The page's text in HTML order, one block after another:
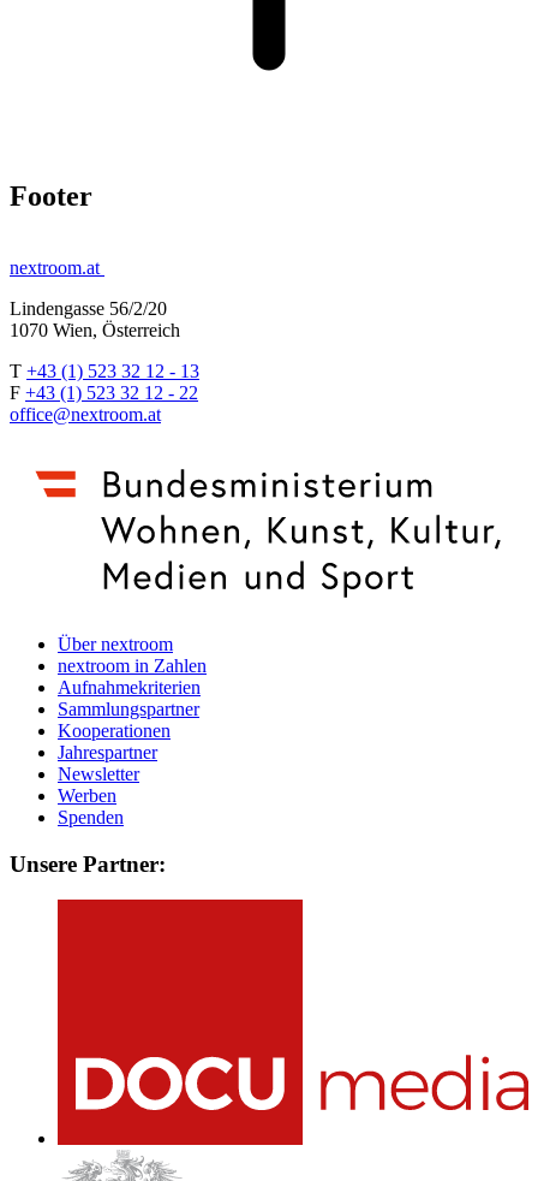
Footer
nextroom.at
Lindengasse 56/2/20
1070 Wien, Österreich
T +43 (1) 523 32 12 - 13
F +43 (1) 523 32 12 - 22
office@nextroom.at
Über nextroom
nextroom in Zahlen
Aufnahmekriterien
Sammlungspartner
Kooperationen
Jahrespartner
Newsletter
Werben
Spenden
Unsere Partner: